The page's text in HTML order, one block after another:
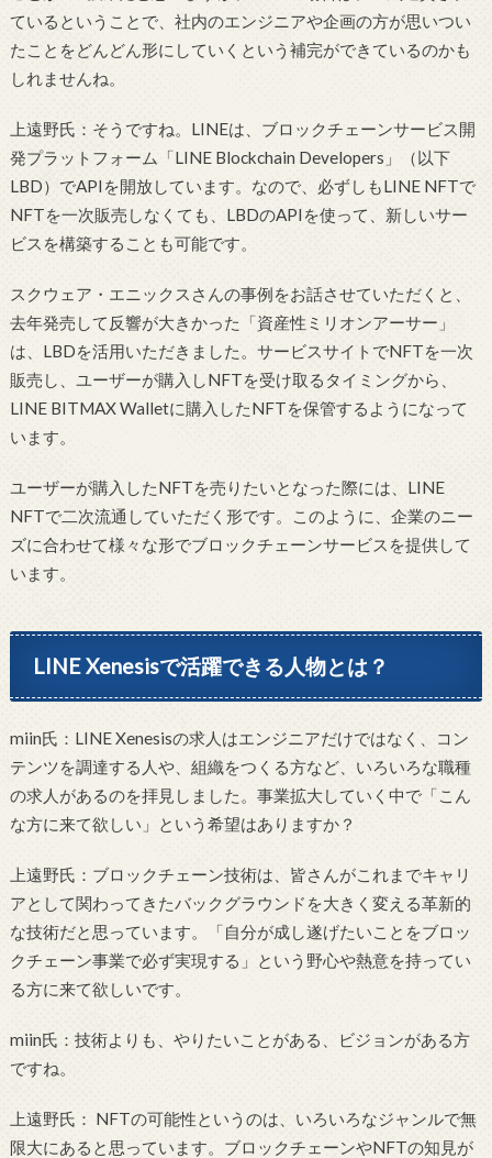
ているということで、社内のエンジニアや企画の方が思いつい
たことをどんどん形にしていくという補完ができているのかも
しれませんね。
上遠野氏：そうですね。LINEは、ブロックチェーンサービス開
発プラットフォーム「LINE Blockchain Developers」（以下
LBD）でAPIを開放しています。なので、必ずしもLINE NFTで
NFTを一次販売しなくても、LBDのAPIを使って、新しいサー
ビスを構築することも可能です。
スクウェア・エニックスさんの事例をお話させていただくと、
去年発売して反響が大きかった「資産性ミリオンアーサー」
は、LBDを活用いただきました。サービスサイトでNFTを一次
販売し、ユーザーが購入しNFTを受け取るタイミングから、
LINE BITMAX Walletに購入したNFTを保管するようになって
います。
ユーザーが購入したNFTを売りたいとなった際には、LINE
NFTで二次流通していただく形です。このように、企業のニー
ズに合わせて様々な形でブロックチェーンサービスを提供して
います。
LINE Xenesisで活躍できる人物とは？
miin氏：LINE Xenesisの求人はエンジニアだけではなく、コン
テンツを調達する人や、組織をつくる方など、いろいろな職種
の求人があるのを拝見しました。事業拡大していく中で「こん
な方に来て欲しい」という希望はありますか？
上遠野氏：ブロックチェーン技術は、皆さんがこれまでキャリ
アとして関わってきたバックグラウンドを大きく変える革新的
な技術だと思っています。「自分が成し遂げたいことをブロッ
クチェーン事業で必ず実現する」という野心や熱意を持ってい
る方に来て欲しいです。
miin氏：技術よりも、やりたいことがある、ビジョンがある方
ですね。
上遠野氏： NFTの可能性というのは、いろいろなジャンルで無
限大にあると思っています。ブロックチェーンやNFTの知見が